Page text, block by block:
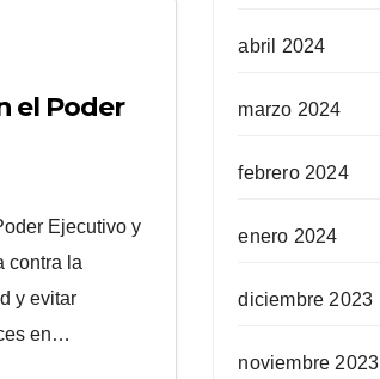
el Poder
Ejecutivo y
contra la
y evitar
en…
abril 2024
marzo 2024
febrero 2024
enero 2024
diciembre 2023
noviembre 2023